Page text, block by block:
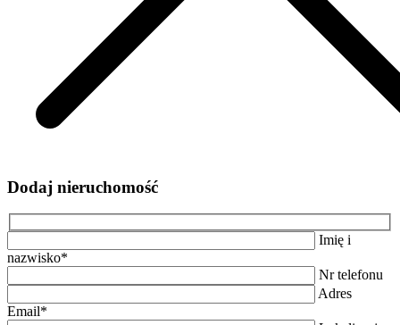
Dodaj nieruchomość
Imię i
nazwisko*
Nr telefonu
Adres
Email*